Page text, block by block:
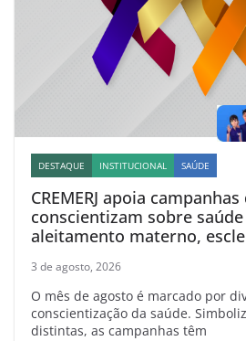
DESTAQUE INSTITUCIONAL SAÚDE
CREMERJ apoia
conscientizam sobre
aleitamento materno,
3 de agosto, 2026
O mês de agosto é marcado por
conscientização da saúde.
distintas, as campanhas têm